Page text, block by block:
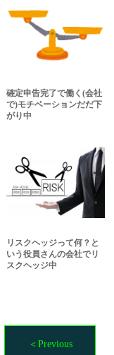
確定申告完了で働く(会社
で)モチベーションだだ下
がり中
リスクヘッジって何？と
いう役員さんの会社でリ
スクヘッジ中
＜Previous